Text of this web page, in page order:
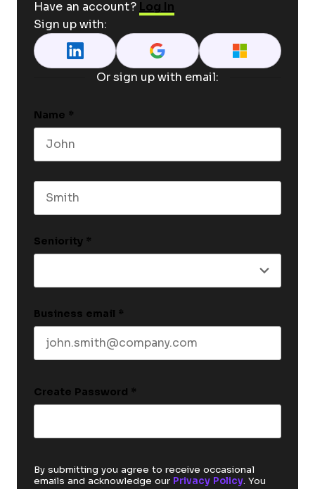
Have an account? Log In
Sign up with:
Or sign up with email:
Name *
Seniority *
Business email *
Create Password *
By submitting you agree to receive occasional
emails and acknowledge our Privacy Policy. You